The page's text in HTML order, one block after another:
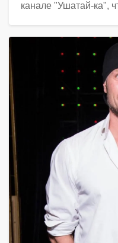
канале "Ушатай-ка",